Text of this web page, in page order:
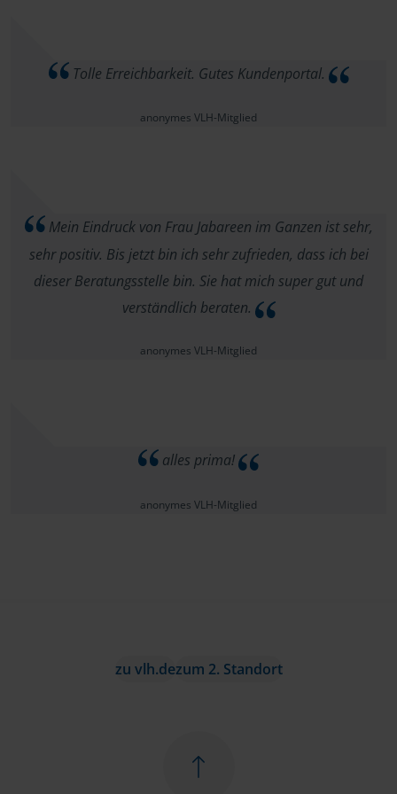
Tolle Erreichbarkeit. Gutes Kundenportal.
anonymes VLH-Mitglied
Mein Eindruck von Frau Jabareen im Ganzen ist sehr,
sehr positiv. Bis jetzt bin ich sehr zufrieden, dass ich bei
dieser Beratungsstelle bin. Sie hat mich super gut und
verständlich beraten.
anonymes VLH-Mitglied
alles prima!
anonymes VLH-Mitglied
zu vlh.dezum 2. Standort